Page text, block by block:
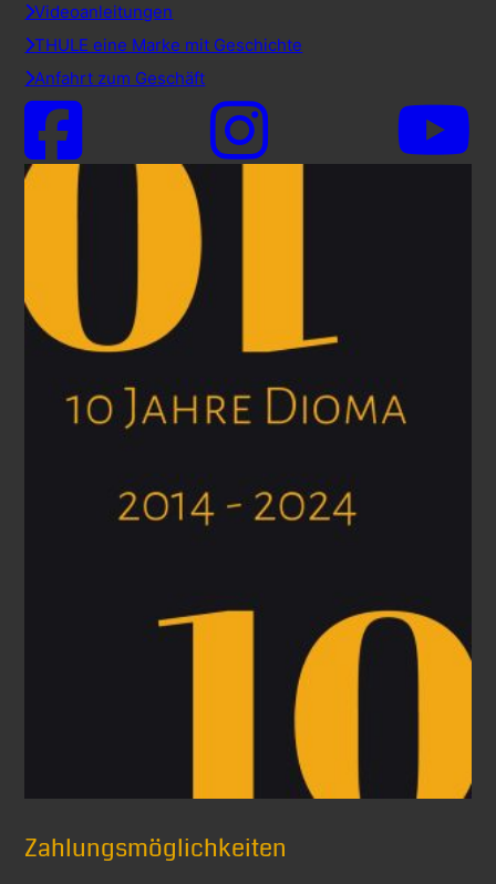
Videoanleitungen
THULE eine Marke mit Geschichte
Anfahrt zum Geschäft
Zahlungsmöglichkeiten